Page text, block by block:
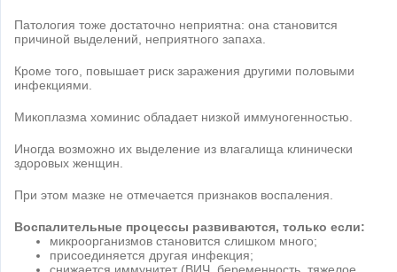
Патология тоже достаточно неприятна: она становится
причиной выделений, неприятного запаха.
Кроме того, повышает риск заражения другими половыми
инфекциями.
Микоплазма хоминис обладает низкой иммуногенностью.
Иногда возможно их выделение из влагалища клинически
здоровых женщин.
При этом мазке не отмечается признаков воспаления.
Воспалительные процессы развиваются, только если:
микроорганизмов становится слишком много;
присоединяется другая инфекция;
снижается иммунитет (ВИЧ, беременность, тяжелое